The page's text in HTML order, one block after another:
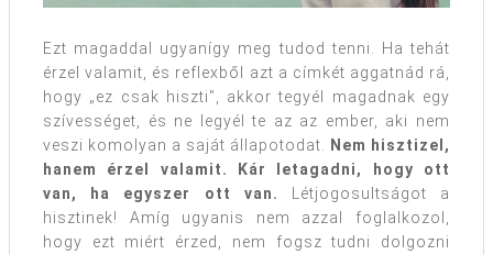
Ezt magaddal ugyanígy meg tudod tenni. Ha tehát
érzel valamit, és reflexből azt a címkét aggatnád rá,
hogy „ez csak hiszti”, akkor tegyél magadnak egy
szívességet, és ne legyél te az az ember, aki nem
veszi komolyan a saját állapotodat.
Nem hisztizel,
hanem érzel valamit. Kár letagadni, hogy ott
van, ha egyszer ott van.
Létjogosultságot a
hisztinek! Amíg ugyanis nem azzal foglalkozol,
hogy ezt miért érzed, nem fogsz tudni dolgozni